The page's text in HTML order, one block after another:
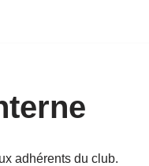
adhérents du club.